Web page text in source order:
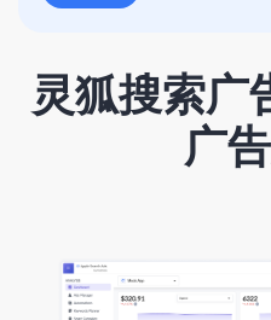
灵狐搜索广
广